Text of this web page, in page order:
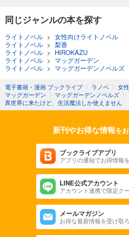
同じジャンルの本を探す
ライトノベル > 女性向けライトノベル
ライトノベル > 梨香
ライトノベル > HIROKAZU
ライトノベル > マッグガーデン
ライトノベル > マッグガーデンノベルズ
電子書籍・漫画 ブックライブ 〉 ラノベ 〉 女
マッグガーデン 〉 マッグガーデンノベルズ 〉
異世界に来たけど、生活魔法しか使えません
新刊やお得な情報を
ブックライブアプリ
アプリの通知でお得情報
LINE公式アカウント
アカウント連携で限定ク
メールマガジン
お得な最新情報を受け取